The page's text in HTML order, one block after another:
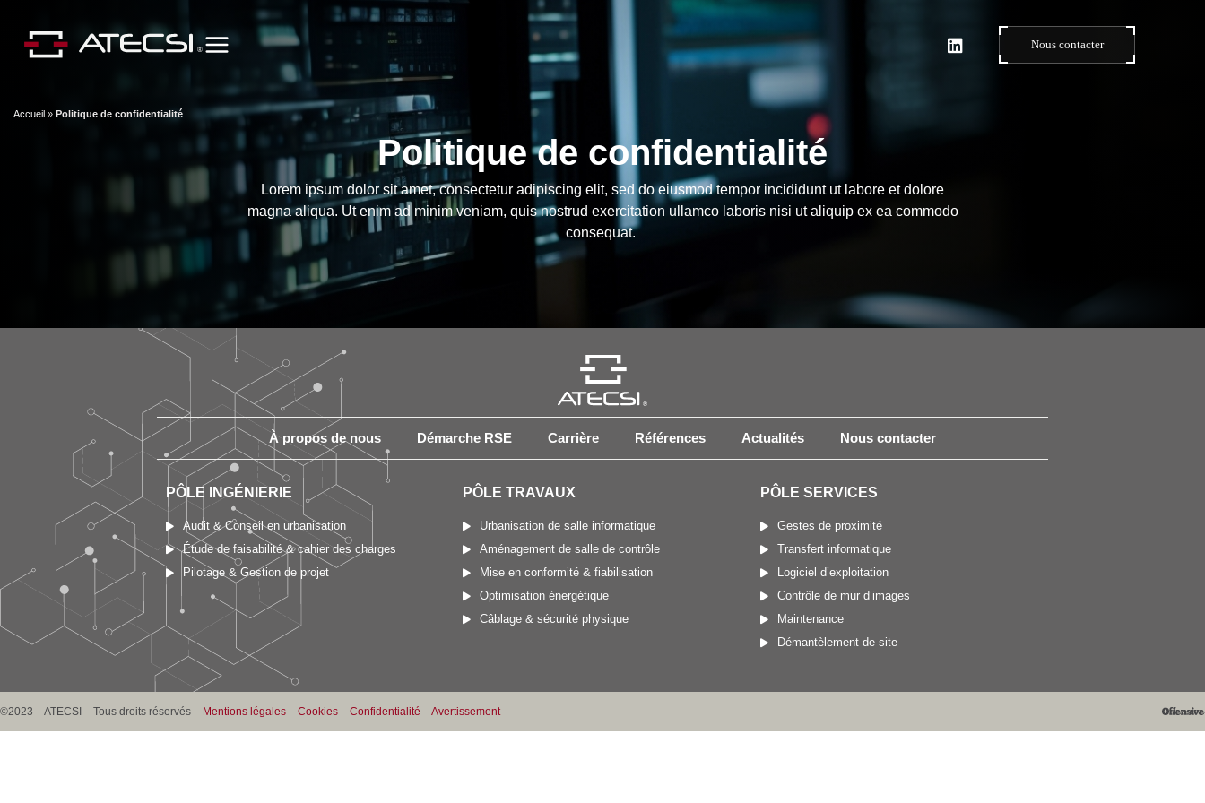
Nous contacter
Accueil » Politique de confidentialité
Politique de confidentialité
Lorem ipsum dolor sit amet, consectetur adipiscing elit, sed do eiusmod tempor incididunt ut labore et dolore
magna aliqua. Ut enim ad minim veniam, quis nostrud exercitation ullamco laboris nisi ut aliquip ex ea commodo
consequat.
À propos de nous Démarche RSE Carrière Références Actualités Nous contacter
PÔLE INGÉNIERIE
Audit & Conseil en urbanisation
Étude de faisabilité & cahier des charges
Pilotage & Gestion de projet
PÔLE TRAVAUX
Urbanisation de salle informatique
Aménagement de salle de contrôle
Mise en conformité & fiabilisation
Optimisation énergétique
Câblage & sécurité physique
PÔLE SERVICES
Gestes de proximité
Transfert informatique
Logiciel d’exploitation
Contrôle de mur d’images
Maintenance
Démantèlement de site
©2023 – ATECSI – Tous droits réservés – Mentions légales – Cookies – Confidentialité –Avertissement